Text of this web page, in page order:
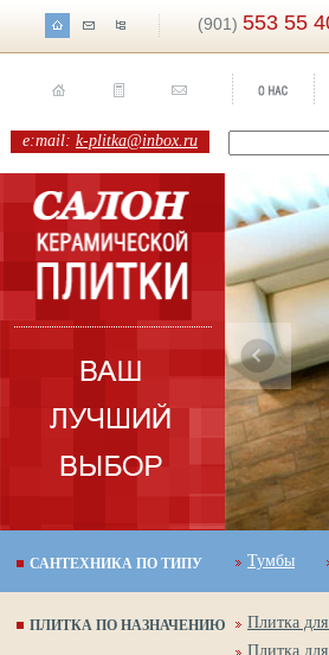
(901) 553 55
e:mail: k-plitka@inbox.ru
Бренд:EcoWood
САНТЕХНИКА ПО ТИПУ Тумбы
ПЛИТКА ПО НАЗНАЧЕНИЮ Плитка
Плитка